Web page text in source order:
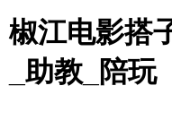
椒江电影搭
_助教_陪玩